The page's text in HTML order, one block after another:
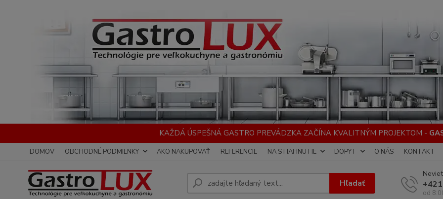
KAŽDÁ ÚSPEŠNÁ GASTRO PREVÁDZKA ZAČÍNA KVALITNÝM PROJEKTOM -
DOMOV OBCHODNÉ PODMIENKY AKO NAKUPOVAŤ REFERENCIE NA STIAHNUTIE DOPYT O NÁS KONTAKT
Hľadať
od